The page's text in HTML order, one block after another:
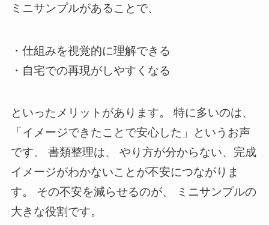
ミニサンプルがあることで、
・仕組みを視覚的に理解できる
・自宅での再現がしやすくなる
といったメリットがあります。 特に多いのは、
「イメージできたことで安心した」というお声
です。 書類整理は、 やり方が分からない、完成
イメージがわかないことが不安につながりま
す。 その不安を減らせるのが、 ミニサンプルの
大きな役割です。